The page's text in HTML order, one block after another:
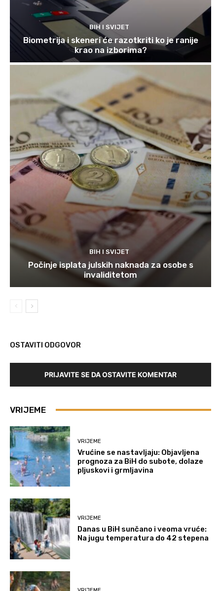
BIH I SVIJET
Biometrija i skeneri će razotkriti ko je ranije
krao na izborima?
BIH I SVIJET
Počinje isplata julskih naknada za osobe s
invaliditetom
OSTAVITI ODGOVOR
PRIJAVITE SE DA OSTAVITE KOMENTAR
VRIJEME
VRIJEME
Vrućine se nastavljaju: Objavljena
prognoza za BiH do subote, dolaze
pljuskovi i grmljavina
VRIJEME
Danas u BiH sunčano i veoma vruće:
Na jugu temperatura do 42 stepena